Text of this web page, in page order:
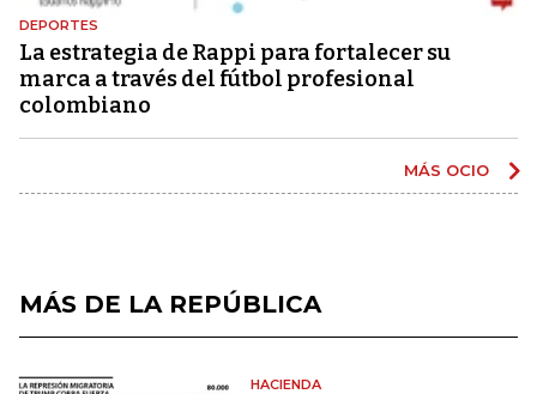
DEPORTES
La estrategia de Rappi para fortalecer su
marca a través del fútbol profesional
colombiano
MÁS OCIO
MÁS DE LA REPÚBLICA
HACIENDA